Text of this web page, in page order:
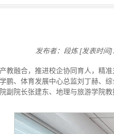
发布者：段炼 [发表时间]
教融合，推进校企协同育人，精
鹏、体育发展中心总监刘丁赫、
副院长张建东、地理与旅游学院